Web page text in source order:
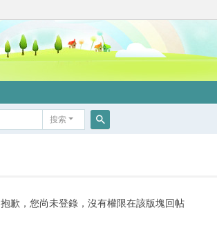
搜索
抱歉，您尚未登錄，沒有權限在該版塊回帖